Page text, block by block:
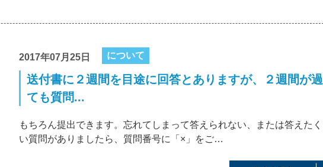
2017年07月25日 について
送付書に２週間を目途に回答とありますが、２週間が
ても質問...
もちろん提出できます。忘れてしまって答えられない、または答えた
い質問がありましたら、質問番号に「×」をご…